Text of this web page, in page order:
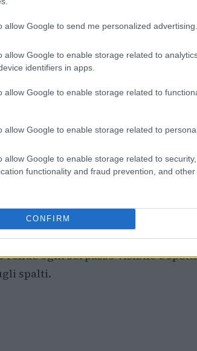
allow Google to send me personalized advertising.
allow Google to enable storage related to
identifiers in apps.
allow Google to enable storage related to
allow Google to enable storage related to
allow Google to enable storage related to
functionality and fraud prevention, and other
CONFIRM
configurazione che favorisce la
apieno gas, con velocità che
più lunghi. Questa
con team che cercano il
e stabilità. L’effetto è
dove il rombo dei motori e il
la potenza dei motori e la tenuta
di gara particolarmente
unelemento tecnico
soluzioni su misura. Inoltre,
ogni sorpasso visibile e
spalti.